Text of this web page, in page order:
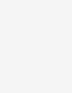
provozovny
ukazatelů kalů
(vybrané
kódem
u zařízení s